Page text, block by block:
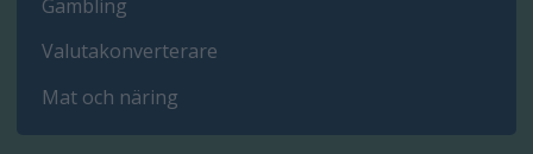
Gambling
Valutakonverterare
Mat och näring